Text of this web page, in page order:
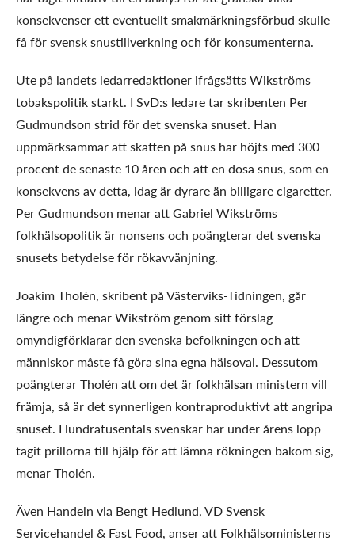
konsekvenser ett eventuellt smakmärkningsförbud skulle
få för svensk snustillverkning och för konsumenterna.
Ute på landets ledarredaktioner ifrågsätts Wikströms
tobakspolitik starkt. I SvD:s ledare tar skribenten Per
Gudmundson strid för det svenska snuset. Han
uppmärksammar att skatten på snus har höjts med 300
procent de senaste 10 åren och att en dosa snus, som en
konsekvens av detta, idag är dyrare än billigare cigaretter.
Per Gudmundson menar att Gabriel Wikströms
folkhälsopolitik är nonsens och poängterar det svenska
snusets betydelse för rökavvänjning.
Joakim Tholén, skribent på Västerviks-Tidningen, går
längre och menar Wikström genom sitt förslag
omyndigförklarar den svenska befolkningen och att
människor måste få göra sina egna hälsoval. Dessutom
poängterar Tholén att om det är folkhälsan ministern vill
främja, så är det synnerligen kontraproduktivt att angripa
snuset. Hundratusentals svenskar har under årens lopp
tagit prillorna till hjälp för att lämna rökningen bakom sig,
menar Tholén.
Även Handeln via Bengt Hedlund, VD Svensk
Servicehandel & Fast Food, anser att Folkhälsoministerns